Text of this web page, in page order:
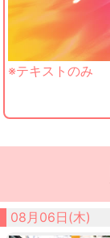
※テキストのみ
08月06日(木)